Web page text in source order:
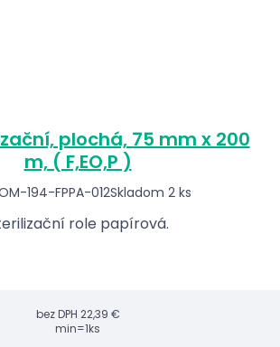
plochá, 75 mm x 200
m, ( F,EO,P )
194-FPPA-012Skladom 2 ks
role papírová.
bez DPH 22,39 €
min=1ks